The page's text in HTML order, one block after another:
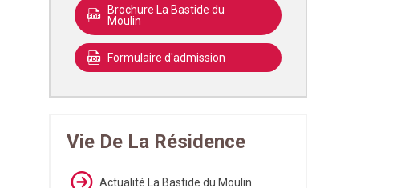
Brochure La Bastide du
Moulin
Formulaire d'admission
Vie De La Résidence
Actualité La Bastide du Moulin